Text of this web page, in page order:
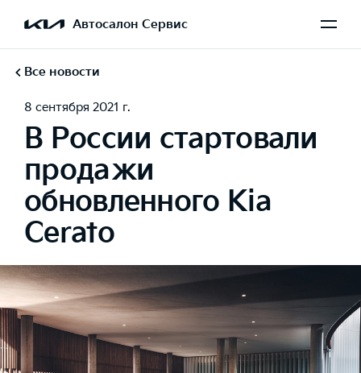
Автосалон Сервис
Все новости
8 сентября 2021 г.
В России стартовали
продажи
обновленного Kia
Cerato